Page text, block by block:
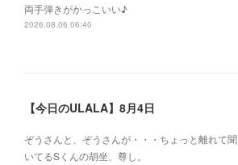
両手弾きがかっこいい♪
2026.08.06 06:40
【今日のULALA】8月4日
ぞうさんと、ぞうさんが・・・ちょっと離れて聞
いてるSくんの胡坐、尊し。